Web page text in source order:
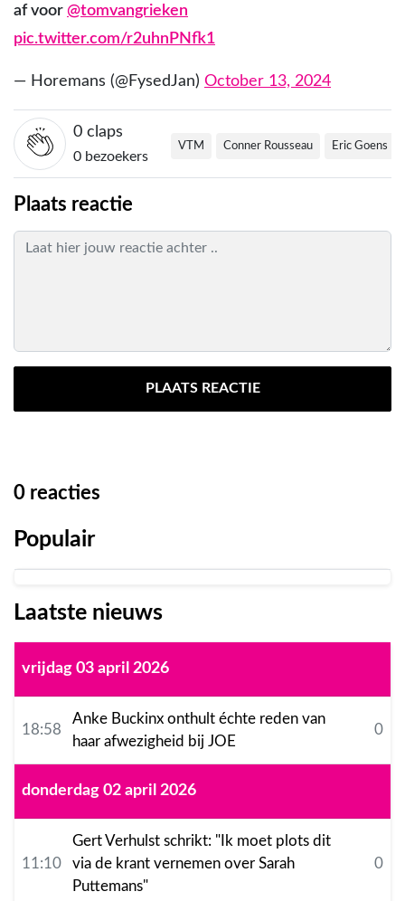
af voor @tomvangrieken
pic.twitter.com/r2uhnPNfk1
— Horemans (@FysedJan) October 13, 2024
0 claps
0 bezoekers
VTM Conner Rousseau Eric Goens
Plaats reactie
PLAATS REACTIE
0 reacties
Populair
Laatste nieuws
vrijdag 03 april 2026
18:58
Anke Buckinx onthult échte reden van
haar afwezigheid bij JOE
0
donderdag 02 april 2026
11:10
Gert Verhulst schrikt: "Ik moet plots dit
via de krant vernemen over Sarah
Puttemans"
0